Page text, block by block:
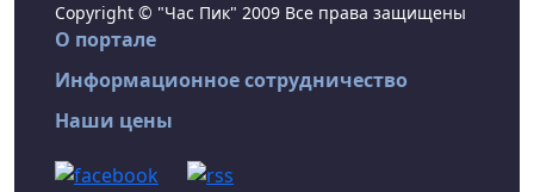
Copyright © "Час Пик" 2009 Все права защищены
О портале
Информационное сотрудничество
Наши цены